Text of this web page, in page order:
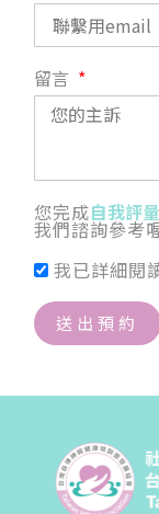
留言
您完成自我評
我們諮詢參考
我已詳細閱
送出預約